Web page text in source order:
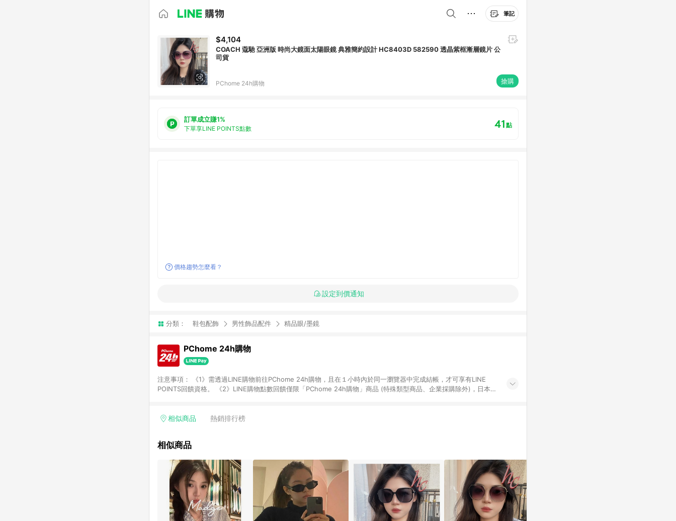
筆記
$4,104
COACH 蔻馳 亞洲版 時尚大鏡面太陽眼鏡 典雅簡約設計 HC8403D 582590 透晶紫框漸層鏡片 公
司貨
PChome 24h購物 搶購
訂單成立賺1%
下單享LINE POINTS點數 41點
價格趨勢怎麼看？
設定到價通知
分類： 鞋包配飾 男性飾品配件 精品眼/墨鏡
PChome 24h購物
注意事項： 《1》需透過LINE購物前往PChome 24h購物，且在１小時內於同一瀏覽器中完成結帳，才可享有LINE
POINTS回饋資格。 《2》LINE購物點數回饋僅限「PChome 24h購物」商品 (特殊類型商品、企業採購除外)，日本代
PChome儲值商品、企業專區/企業採購、部分指定商品 - 下載軟體、奶粉/副食品、電腦軟體、InComm儲值點數、點
商家訂單頁面標示「LINE回饋」，若無此標示則 不符合回饋LINE POINTS點數資格亦不得使用點數紅包 。 《7》LINE
並依訂單成立時間當下LINE購物所設定的回饋機制為準。 《8》LINE購物為購物資訊整合性平台，商品資料更新會有
時間差，如顯示之商品規格、顏色、價位、贈品與PChome 24h購物銷售網頁不符，以銷售網頁標示為準！
相似商品 熱銷排行榜
相似商品